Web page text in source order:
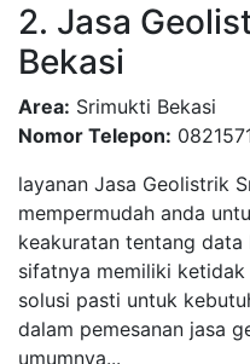
2. Jasa
Bekasi
Area: Srimukti Bekasi
Nomor Telepon:
layanan Jasa Geolistrik
mempermudah anda
keakuratan tentang
sifatnya memiliki
solusi pasti untuk
dalam pemesanan jasa
umumnya...